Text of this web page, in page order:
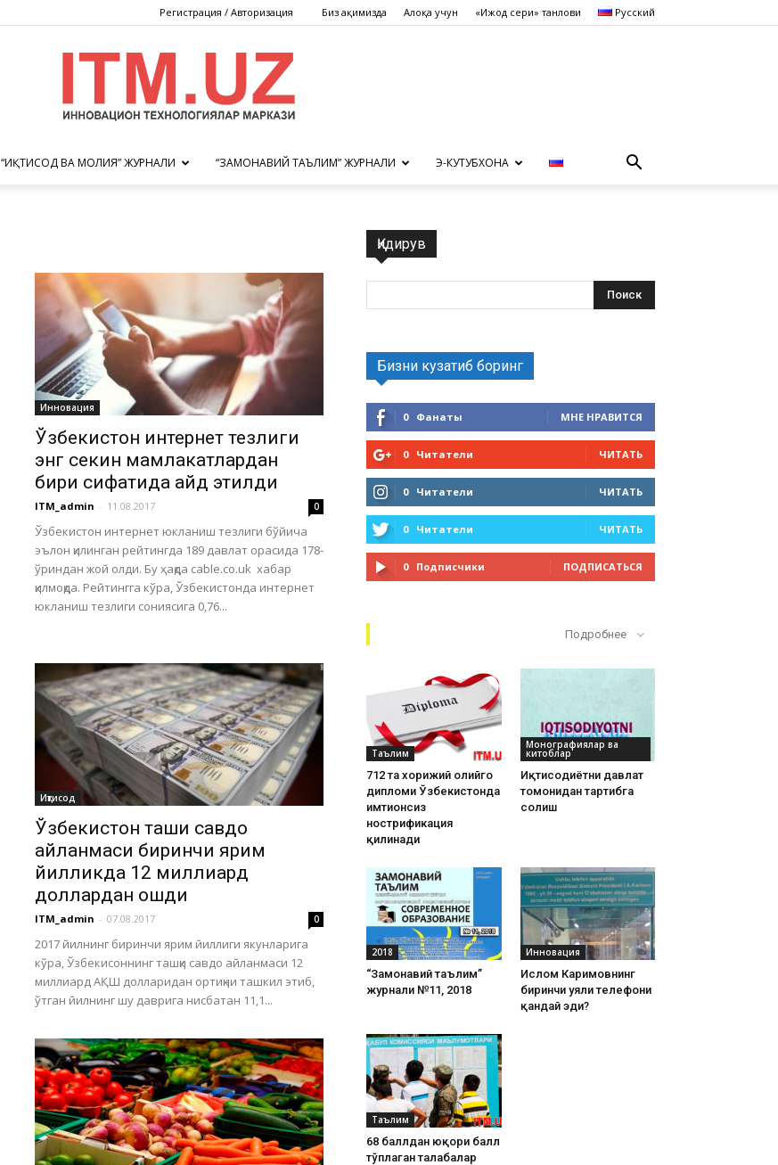
Регистрация / Авторизация Биз ҳақимизда Алоқа учун «Ижод сеҳри» танлови Русский
технологиялар
маркази
“ИҚТИСОД ВА МОЛИЯ” ЖУРНАЛИ “ЗАМОНАВИЙ ТАЪЛИМ” ЖУРНАЛИ Э-КУТУБХОНА
Инновация
Ўзбекистон интернет тезлиги
энг секин мамлакатлардан
бири сифатида қайд этилди
ITM_admin - 11.08.2017 0
Ўзбекистон интернет юкланиш тезлиги бўйича
эълон қилинган рейтингда 189 давлат орасида 178-
ўриндан жой олди. Бу ҳақда cable.co.uk хабар
қилмоқда. Рейтингга кўра, Ўзбекистонда интернет
юкланиш тезлиги сониясига 0,76...
Иқтисод
Ўзбекистон ташқи савдо
айланмаси биринчи ярим
йилликда 12 миллиард
доллардан ошди
ITM_admin - 07.08.2017 0
2017 йилнинг биринчи ярим йиллиги якунларига
кўра, Ўзбекисоннинг ташқи савдо айланмаси 12
миллиард АҚШ долларидан ортиқни ташкил этиб,
ўтган йилнинг шу даврига нисбатан 11,1...
Қидирув
Бизни кузатиб боринг
0 Фанаты МНЕ НРАВИТСЯ
0 Читатели ЧИТАТЬ
0 Читатели ЧИТАТЬ
0 Читатели ЧИТАТЬ
0 Подписчики ПОДПИСАТЬСЯ
Подробнее
Таълим
712 та хорижий олийгоҳ
дипломи Ўзбекистонда
имтиҳонсиз
нострификация
қилинади
Монографиялар ва
китоблар
Иқтисодиётни давлат
томонидан тартибга
солиш
2018
“Замонавий таълим”
журнали №11, 2018
Инновация
Ислом Каримовнинг
биринчи уяли телефони
қандай эди?
Таълим
68 баллдан юқори балл
тўплаган талабалар